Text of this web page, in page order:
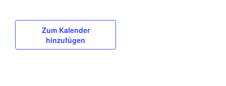
Zum Kalender
hinzufügen